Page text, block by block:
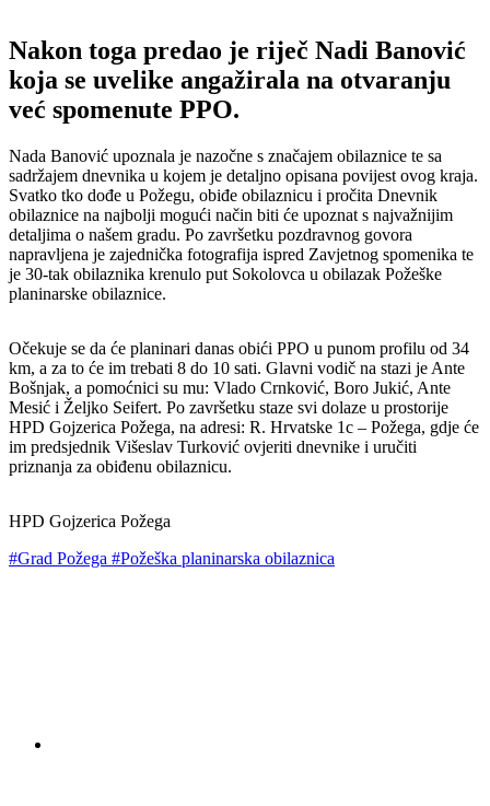
Nakon toga predao je riječ Nadi Banović
koja se uvelike angažirala na otvaranju
već spomenute PPO.
Nada Banović upoznala je nazočne s značajem obilaznice te sa
sadržajem dnevnika u kojem je detaljno opisana povijest ovog kraja.
Svatko tko dođe u Požegu, obiđe obilaznicu i pročita Dnevnik
obilaznice na najbolji mogući način biti će upoznat s najvažnijim
detaljima o našem gradu. Po završetku pozdravnog govora
napravljena je zajednička fotografija ispred Zavjetnog spomenika te
je 30-tak obilaznika krenulo put Sokolovca u obilazak Požeške
planinarske obilaznice.
Očekuje se da će planinari danas obići PPO u punom profilu od 34
km, a za to će im trebati 8 do 10 sati. Glavni vodič na stazi je Ante
Bošnjak, a pomoćnici su mu: Vlado Crnković, Boro Jukić, Ante
Mesić i Željko Seifert. Po završetku staze svi dolaze u prostorije
HPD Gojzerica Požega, na adresi: R. Hrvatske 1c – Požega, gdje će
im predsjednik Višeslav Turković ovjeriti dnevnike i uručiti
priznanja za obiđenu obilaznicu.
HPD Gojzerica Požega
#Grad Požega #Požeška planinarska obilaznica